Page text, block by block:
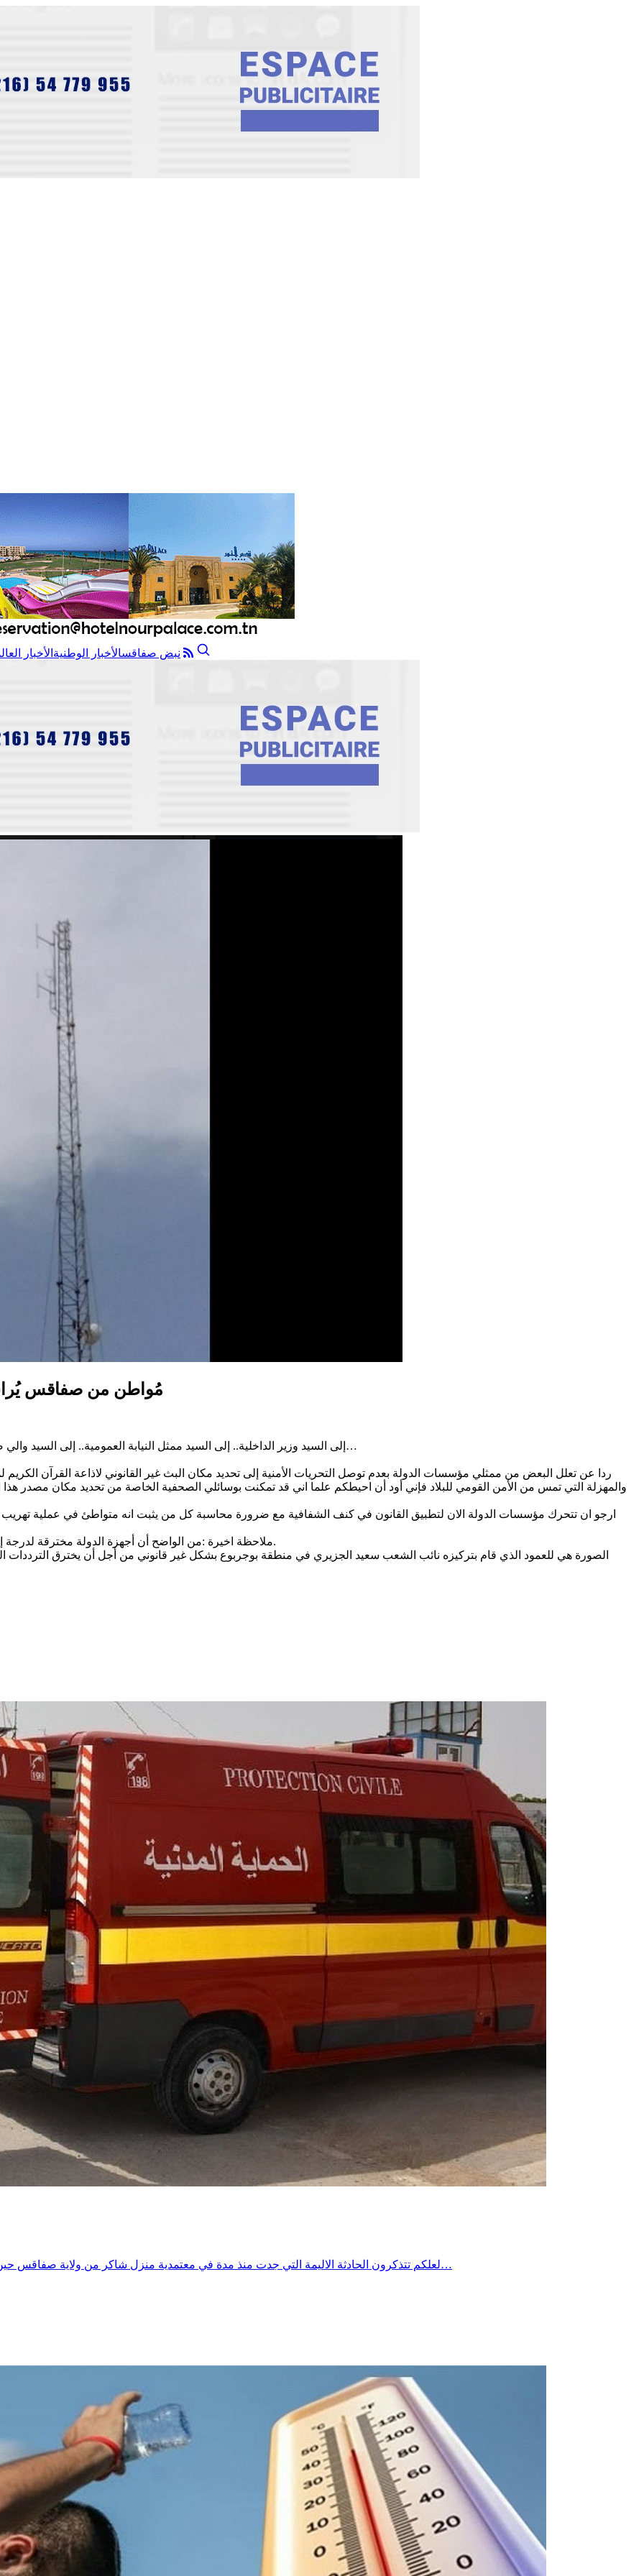
نبض صفاقسالأخبار الوطنية الأخبار
مُواطن من صفاقس
إلى السيد وزير الداخلية.. إلى السيد ممثل النيابة العمومية.. إلى السيد والي صفاقس المسؤول الأول سياسيا عن الأمن والشؤون الإدارية بصفاقس…
ردا عن تعلل البعض من ممثلي مؤسسات الدولة بعدم توصل التحريات الأمنية إلى تحديد مكان البث غير القانوني لاذاعة القرآن
والمهزلة التي تمس من الأمن القومي للبلاد فإني أود أن احيطكم علما اني قد تمكنت بوسائلي الصحفية الخاصة من تحديد مكان مصدر
ارجو ان تتحرك مؤسسات الدولة الان لتطبيق القانون في كنف الشفافية مع ضرورة محاسبة كل من يثبت انه متواطئ في عملية تهريب
ملاحظة اخيرة :من الواضح أن أجهزة الدولة مخترقة لدرجة إخفاء معلومات حساسة على قيادات البلاد التنفيذية والامنية والقضائية.
لعلكم تتذكرون الحادثة الاليمة التي جدت منذ مدة في معتمدية منزل شاكر من ولاية صفاقس حين غرق شاب في فستقية ماء وخيّم الحُزن آنذاك على المنطقة وطالب…